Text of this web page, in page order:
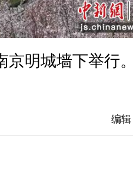
明城墙下举行
编